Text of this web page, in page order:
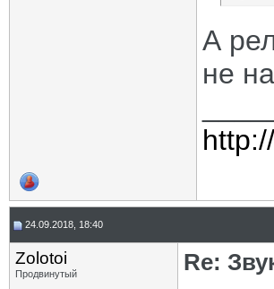
А
не
24.09.2018, 18:40
Zolotoi
Продвинутый
Re: